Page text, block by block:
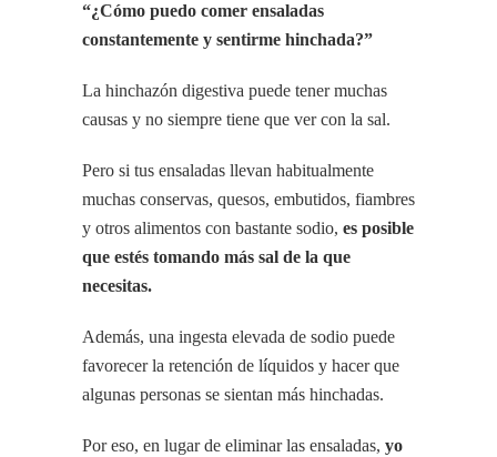
“¿Cómo puedo comer ensaladas
constantemente y sentirme hinchada?”
La hinchazón digestiva puede tener muchas
causas y no siempre tiene que ver con la sal.
Pero si tus ensaladas llevan habitualmente
muchas conservas, quesos, embutidos, fiambres
y otros alimentos con bastante sodio, es posible
que estés tomando más sal de la que
necesitas.
Además, una ingesta elevada de sodio puede
favorecer la retención de líquidos y hacer que
algunas personas se sientan más hinchadas.
Por eso, en lugar de eliminar las ensaladas, yo